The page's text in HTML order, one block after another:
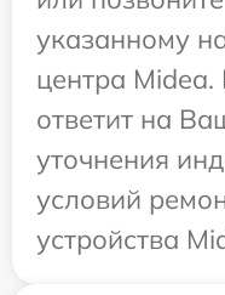
указанному
центра
ответит на
уточнения
условий
устройства